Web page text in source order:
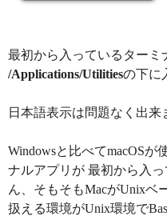
最初から入っているターミ
/Applications/Utilitiesの下に
日本語表示は問題なく出来
Windowsと比べてmacOSが
ナルアプリが 最初から入
ん、そもそもMacがUnixベ
扱える環境がUnix環境で